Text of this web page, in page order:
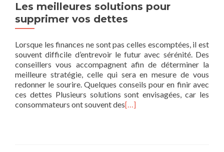
Les meilleures solutions pour
supprimer vos dettes
Lorsque les finances ne sont pas celles escomptées, il est
souvent difficile d’entrevoir le futur avec sérénité. Des
conseillers vous accompagnent afin de déterminer la
meilleure stratégie, celle qui sera en mesure de vous
redonner le sourire. Quelques conseils pour en finir avec
ces dettes Plusieurs solutions sont envisagées, car les
consommateurs ont souvent des[…]